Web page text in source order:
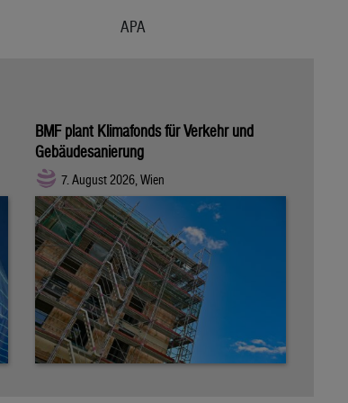
APA
BMF plant Klimafonds für Verkehr und
Gebäudesanierung
7. August 2026, Wien